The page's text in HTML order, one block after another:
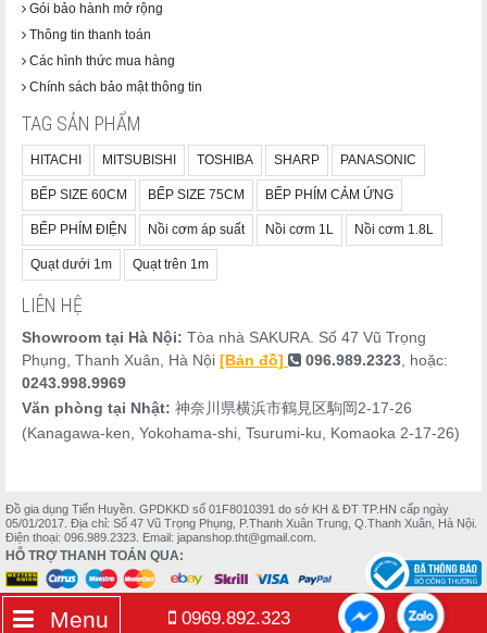
Giá trị dinh dưỡng (trên 100g bột)
Protein: 7.3g
Chất béo: 3.2g
Carbohydrate: 80.2g
Muối tương đương: 1.2g
Gói bảo hành mở rộng
Thông tin thanh toán
Các hình thức mua hàng
Chính sách bảo mật thông tin
TAG SẢN PHẨM
HITACHI MITSUBISHI TOSHIBA SHARP PANASONIC
BẾP SIZE 60CM BẾP SIZE 75CM BẾP PHÍM CẢM ỨNG
BẾP PHÍM ĐIỆN Nồi cơm áp suất Nồi cơm 1L Nồi cơm 1.8L
Quạt dưới 1m Quạt trên 1m
LIÊN HỆ
Showroom tại Hà Nội: Tòa nhà SAKURA. Số 47 Vũ Trọng
Phụng, Thanh Xuân, Hà Nội [Bản đồ] 096.989.2323 , hoặc:
0243.998.9969
Văn phòng tại Nhật: 神奈川県横浜市鶴見区駒岡2-17-26
(Kanagawa-ken, Yokohama-shi, Tsurumi-ku, Komaoka 2-17-26)
Đồ gia dụng Tiến Huyền. GPDKKD số 01F8010391 do sở KH & ĐT TP.HN cấp ngày
05/01/2017. Địa chỉ: Số 47 Vũ Trọng Phụng, P.Thanh Xuân Trung, Q.Thanh Xuân, Hà Nội.
Điện thoại: 096.989.2323. Email: japanshop.tht@gmail.com.
HỖ TRỢ THANH TOÁN QUA:
Menu 0969.892.323